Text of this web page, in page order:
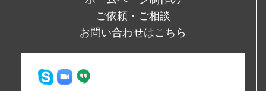
ご依頼・ご相談
お問い合わせはこちら